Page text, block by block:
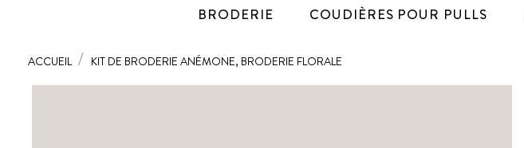
BRODERIE COUDIÈRES POUR PULLS
ACCUEIL KIT DE BRODERIE ANÉMONE, BRODERIE FLORALE